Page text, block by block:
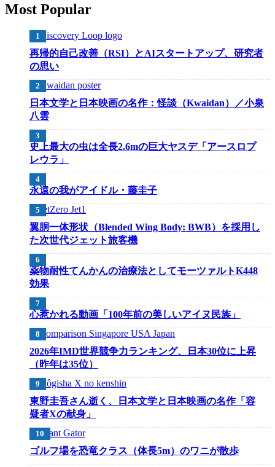
Most Popular
再帰的自己改善（RSI）とAIスタートアップ、研究者
の思い
日本文学と日本映画の名作：怪談（Kwaidan）／小泉
八雲
史上最大の虫は全長2.6mの巨大ヤスデ「アースロプ
レウラ」
永遠の我がアイドル・藤圭子
翼胴一体形状（Blended Wing Body: BWB）を採用し
た次世代ジェット旅客機
薬物耐性てんかんの治療法としてモーツァルトK448
効果
心惹かれる動画「100年前の美しいアイヌ民族」
2026年IMD世界競争力ランキング、日本30位に上昇
（昨年は35位）
東野圭吾さん逝く、日本文学と日本映画の名作「容
疑者Xの献身」
ゴルフ場を恐竜クラス（体長5m）のワニが散歩